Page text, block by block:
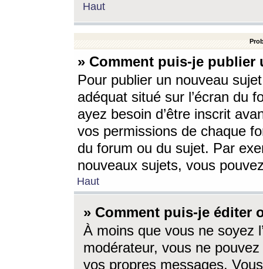
Haut
» Comment puis-je
Pour publier un nouveau
adéquat situé sur l’écran du
ayez besoin d’être inscrit
vos permissions de chaque
du forum ou du sujet. Par
nouveaux sujets, vous
Haut
» Comment puis-je éditer
À moins que vous ne soyez
modérateur, vous ne
vos propres messages.